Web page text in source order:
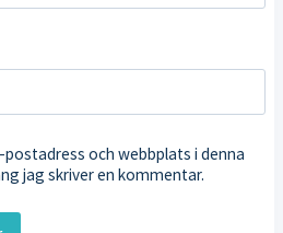
och webbplats i denna
jag skriver en kommentar.